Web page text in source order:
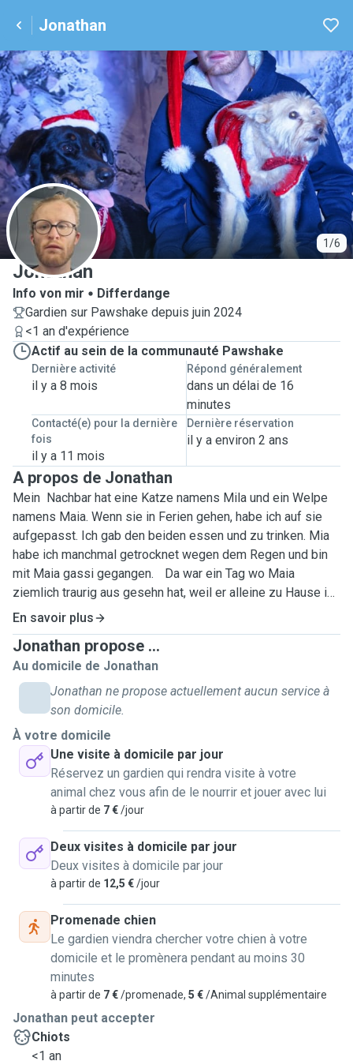
Jonathan
1/6
J
Jonathan
Info von mir
Differdange
Gardien sur Pawshake depuis juin 2024
<1 an d'expérience
Actif au sein de la communauté Pawshake
Dernière activité
il y a 8 mois
Répond généralement
dans un délai de 16
minutes
Contacté(e) pour la dernière
fois
il y a 11 mois
Dernière réservation
il y a environ 2 ans
A propos de Jonathan
Mein Nachbar hat eine Katze namens Mila und ein Welpe
namens Maia. Wenn sie in Ferien gehen, habe ich auf sie
aufgepasst. Ich gab den beiden essen und zu trinken. Mia
habe ich manchmal getrocknet wegen dem Regen und bin
mit Maia gassi gegangen. Da war ein Tag wo Maia
ziemlich traurig aus gesehn hat, weil er alleine zu Hause ist
also habe ich mit Erlaubnis eine Nacht bei meine Nachbar
geschlaft um Maia aufzumuntern. Nach dem wir viel
zusammen gespielt haben, hab ich ihn aufgemuntern und er
war wie früher! Ich hatte auch vor 10 Jahren eine Katze
namens Simba! Er ist leider verstorben. Ich vermisse
einfach mit Haustieren im Kontakt zu sein. Ich bin in der
Feuerwehr und hatte schon Fälle mit Katzen in Not also
weiss ich wie man in der Not handelt. Das bedeutet
reanimieren, Insulin geben, bei Erstickung... Ich liebe Tiere
über alles, wenn ich eine Katze draussen sehe muss ich
sie streicheln egal wohin ich gerade gehe. Ich kann mit
den Hunden gassi gehen, bei Euch vorbei gehen und ihnen
essen un zu trinken geben. Wenn ihr wollt, kann ich auch ein
Paar Stunden bleiben so dass ihr Haustier nicht alleine
fühlt. Ich kann auch nachts bei den Tieren bleiben.
Ich kann auch gerne die Pflanzen gießen und das
Briefkasten ausleeren !
-----------------------
Französisch
Mon voisin a un chat nommé Mila et un chiot nommé Maia.
Quand ils partaient en vacances, je m'occupais d'eux. Je
leur ai donné à manger et à boire. Parfois, je séchais Mia à
En savoir plus
Jonathan propose ...
Au domicile de Jonathan
Jonathan ne propose actuellement aucun service à
son domicile.
À votre domicile
Une visite à domicile par jour
Réservez un gardien qui rendra visite à votre
animal chez vous afin de le nourrir et jouer avec lui
à partir de 7 €/jour
Deux visites à domicile par jour
Deux visites à domicile par jour
à partir de 12,5 €/jour
Promenade chien
Le gardien viendra chercher votre chien à votre
domicile et le promènera pendant au moins 30
minutes
à partir de 7 €/promenade, 5 €/Animal supplémentaire
Jonathan peut accepter
Chiots
<1 an